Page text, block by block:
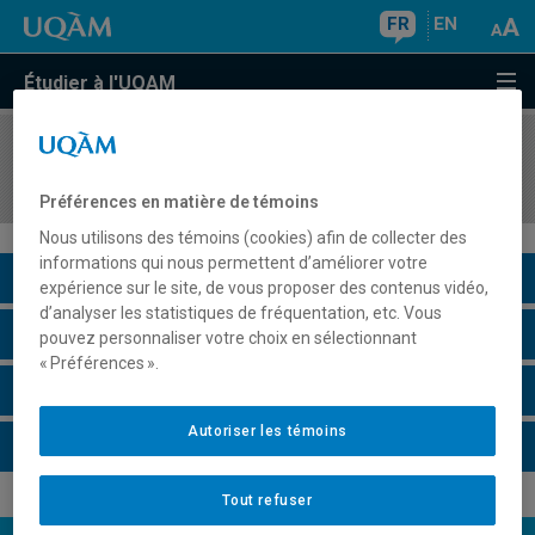
FR EN
Étudier à l'UQAM
COURS//
Description du cours
Horaire - Été 2026
Préférences en matière de témoins
Nous utilisons des témoins (cookies) afin de collecter des
informations qui nous permettent d’améliorer votre
expérience sur le site, de vous proposer des contenus vidéo,
d’analyser les statistiques de fréquentation, etc. Vous
pouvez personnaliser votre choix en sélectionnant
« Préférences ».
Tout refuser
Autoriser les témoins